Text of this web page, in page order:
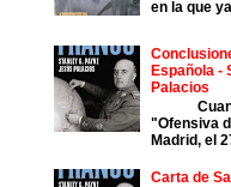
en la que
Española -
Palacios
Cuando
"Ofensiva
Madrid, el
Carta de